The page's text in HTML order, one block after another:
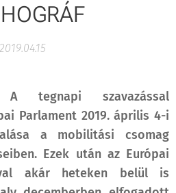
2019.04.15
tegnapi szavazással
Parlament 2019. április 4-i
a mobilitási csomag
Ezek után az Európai
akár heteken belül is